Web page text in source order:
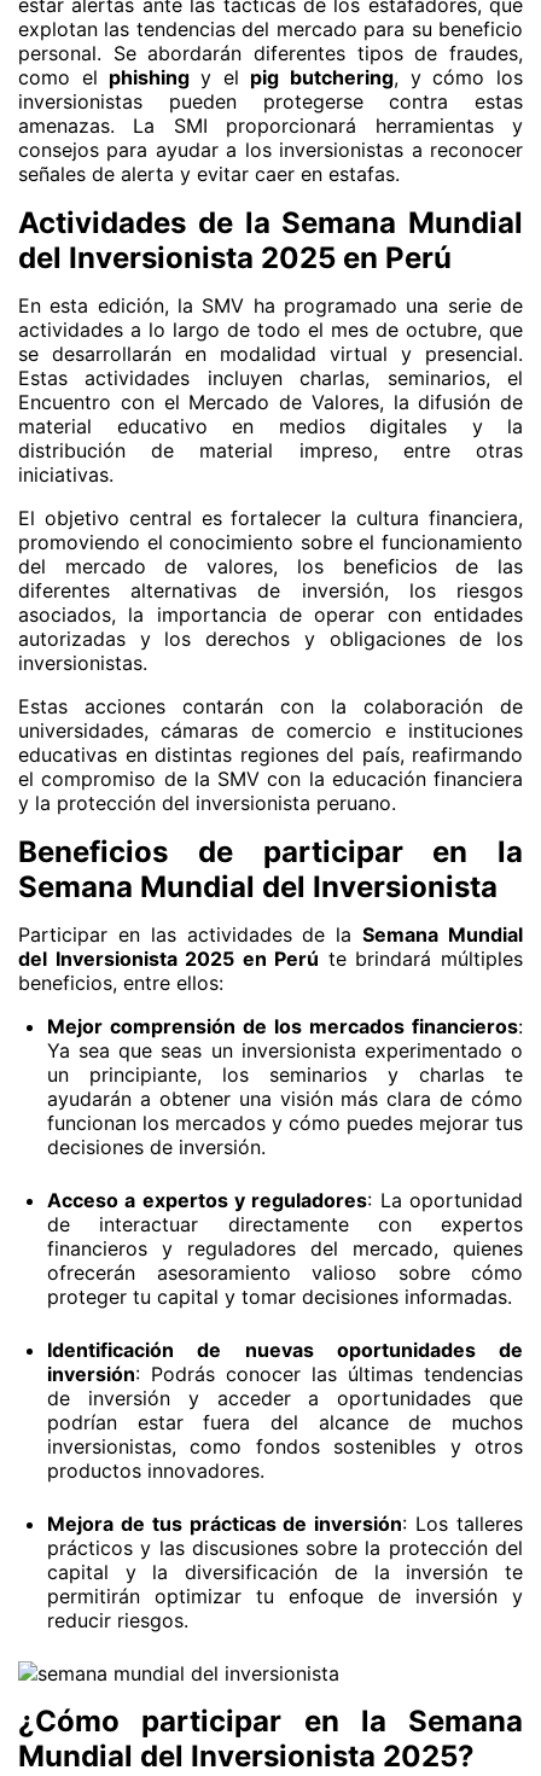
estar alertas ante las tácticas de los estafadores, que
explotan las tendencias del mercado para su beneficio
personal. Se abordarán diferentes tipos de fraudes,
como el phishingy el pig butchering, y cómo los
inversionistas pueden protegerse contra estas
amenazas. La SMI proporcionará herramientas y
consejos para ayudar a los inversionistas a reconocer
señales de alerta y evitar caer en estafas.
Actividades de la Semana Mundial
del Inversionista 2025 en Perú
En esta edición, la SMV ha programado una serie de
actividades a lo largo de todo el mes de octubre, que
se desarrollarán en modalidad virtual y presencial.
Estas actividades incluyen charlas, seminarios, el
Encuentro con el Mercado de Valores, la difusión de
material educativo en medios digitales y la
distribución de material impreso, entre otras
iniciativas.
El objetivo central es fortalecer la cultura financiera,
promoviendo el conocimiento sobre el funcionamiento
del mercado de valores, los beneficios de las
diferentes alternativas de inversión, los riesgos
asociados, la importancia de operar con entidades
autorizadas y los derechos y obligaciones de los
inversionistas.
Estas acciones contarán con la colaboración de
universidades, cámaras de comercio e instituciones
educativas en distintas regiones del país, reafirmando
el compromiso de la SMV con la educación financiera
y la protección del inversionista peruano.
Beneficios de participar en la
Semana Mundial del Inversionista
Participar en las actividades de laSemana Mundial
del Inversionista 2025 en Perú te brindará múltiples
beneficios, entre ellos:
Mejor comprensión de los mercados financieros:
Ya sea que seas un inversionista experimentado o
un principiante, los seminarios y charlas te
ayudarán a obtener una visión más clara de cómo
funcionan los mercados y cómo puedes mejorar tus
decisiones de inversión.
Acceso a expertos y reguladores: La oportunidad
de interactuar directamente con expertos
financieros y reguladores del mercado, quienes
ofrecerán asesoramiento valioso sobre cómo
proteger tu capital y tomar decisiones informadas.
Identificación de nuevas oportunidades de
inversión: Podrás conocer las últimas tendencias
de inversión y acceder a oportunidades que
podrían estar fuera del alcance de muchos
inversionistas, como fondos sostenibles y otros
productos innovadores.
Mejora de tus prácticas de inversión: Los talleres
prácticos y las discusiones sobre la protección del
capital y la diversificación de la inversión te
permitirán optimizar tu enfoque de inversión y
reducir riesgos.
¿Cómo participar en la Semana
Mundial del Inversionista 2025?